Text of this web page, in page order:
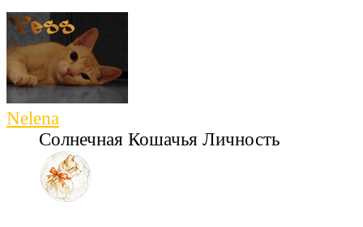
Nelena
Солнечная Кошачья Личность